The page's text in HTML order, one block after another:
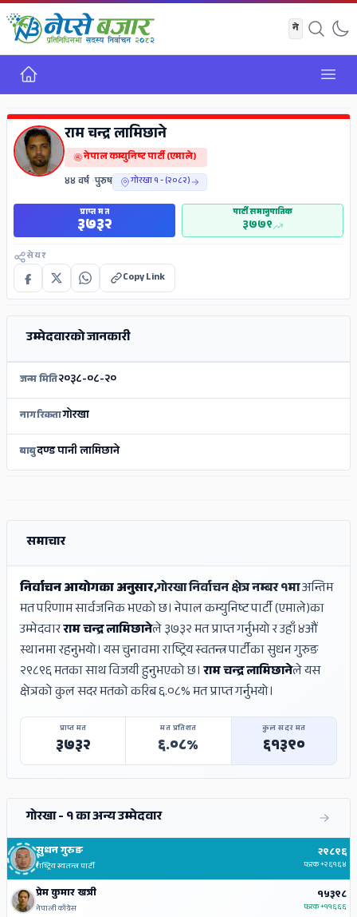
गृह
ADS
राम चन्द्र लामिछाने
नेपाल कम्युनिष्ट पार्टी (एमाले)
४४ वर्ष•पुरुष गोरखा १ - (२०८२)
प्राप्त मत
३७३२
पार्टी समानुपातिक
३७७९
सेयर
Copy Link
ADS
उम्मेदवारको जानकारी
जन्म मिति२०३८-०८-२०
नागरिकतागोरखा
बाबुदण्ड पानी लामिछाने
समाचार
निर्वाचन आयोगका अनुसार,गोरखा निर्वाचन क्षेत्र नम्बर १माअन्तिम
मत परिणाम सार्वजनिक भएको छ। नेपाल कम्युनिष्ट पार्टी (एमाले)का
उम्मेदवारराम चन्द्र लामिछानेले ३७३२ मत प्राप्त गर्नुभयो र उहाँ ४औं
स्थानमा रहनुभयो। यस चुनावमा राष्ट्रिय स्वतन्त्र पार्टीका सुधन गुरुङ
२९८९६ मतका साथ विजयी हुनुभएको छ।राम चन्द्र लामिछानेले यस
क्षेत्रको कुल सदर मतको करिब ६.०८% मत प्राप्त गर्नुभयो।
प्राप्त मत
३७३२
मत प्रतिशत
६.०८%
कुल सदर मत
६१३९०
गोरखा - १ का अन्य उम्मेदवार
सुधन गुरुङ
राष्ट्रिय स्वतन्त्र पार्टी
२९८९६
फरक+२६१६४
प्रेम कुमार खत्री
नेपाली काँग्रेस
१५३९८
फरक+११६६६